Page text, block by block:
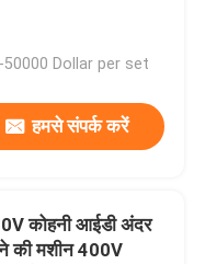
50000 Dollar per set
हमसे संपर्क करें
कोहनी आईडी अंदर
की मशीन 400V